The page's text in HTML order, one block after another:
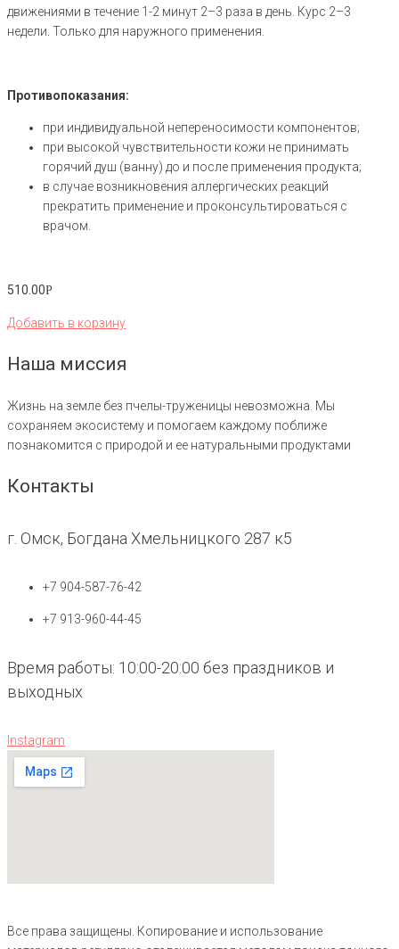
движениями в течение 1-2 минут 2–3 раза в день. Курс 2–3
недели. Только для наружного применения.
Противопоказания:
при индивидуальной непереносимости компонентов;
при высокой чувствительности кожи не принимать
горячий душ (ванну) до и после применения продукта;
в случае возникновения аллергических реакций
прекратить применение и проконсультироваться с
врачом.
510.00Р
Добавить в корзину
Наша миссия
Жизнь на земле без пчелы-труженицы невозможна. Мы
сохраняем экосистему и помогаем каждому поближе
познакомится с природой и ее натуральными продуктами
Контакты
г. Омск, Богдана Хмельницкого 287 к5
+7 904-587-76-42
+7 913-960-44-45
Время работы: 10:00-20:00 без праздников и
выходных
Instagram
Все права защищены. Копирование и использование